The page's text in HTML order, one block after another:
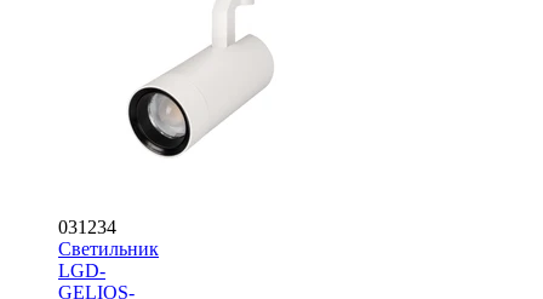
031234
Светильник
LGD-
GELIOS-